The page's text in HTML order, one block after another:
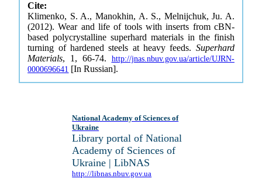
Cite:
Klimenko, S. A., Manokhin, A. S., Melnijchuk, Ju. A.
(2012). Wear and life of tools with inserts from cBN-
based polycrystalline superhard materials in the finish
turning of hardened steels at heavy feeds. Superhard
Materials, 1, 66-74. http://jnas.nbuv.gov.ua/article/UJRN-
0000696641 [In Russian].
National Academy of Sciences of
Ukraine
Library portal of National
Academy of Sciences of
Ukraine | LibNAS
http://libnas.nbuv.gov.ua